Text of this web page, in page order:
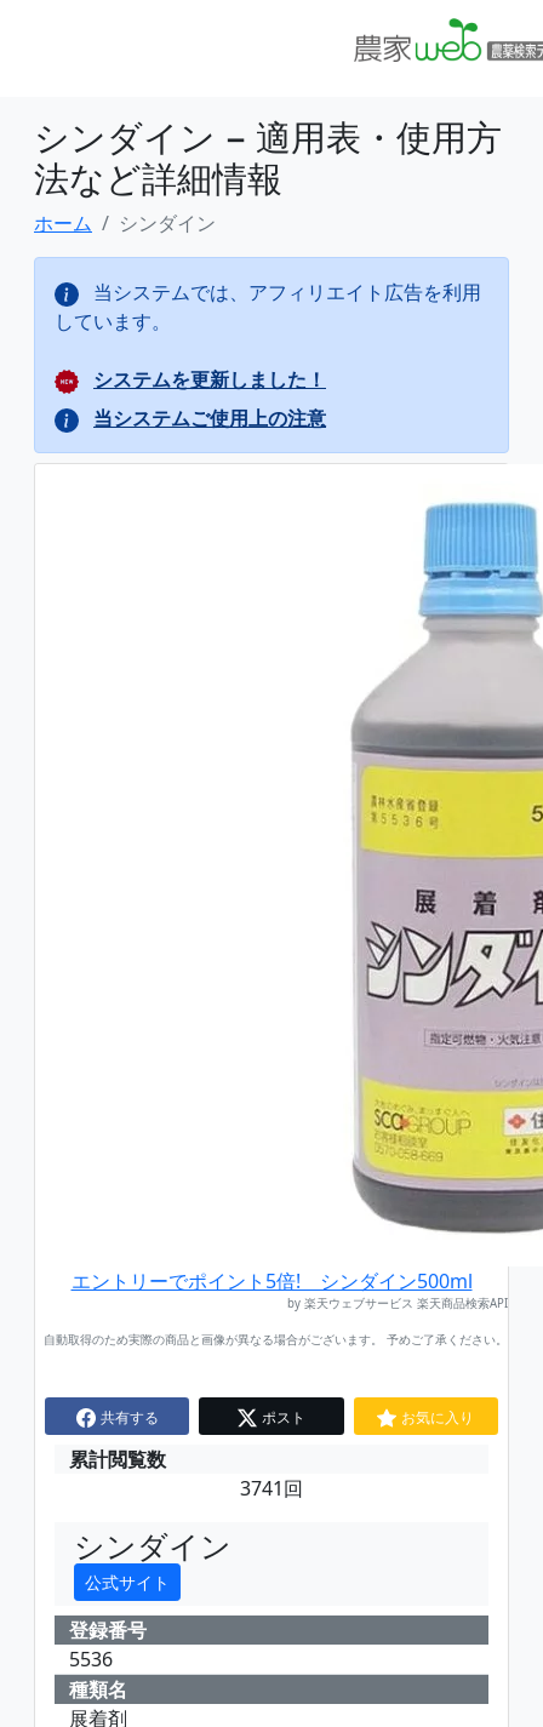
シンダイン − 適用表・使用方
法など詳細情報
ホーム シンダイン
当システムでは、アフィリエイト広告を利用
しています。
システムを更新しました！
当システムご使用上の注意
エントリーでポイント5倍! シンダイン500ml
by 楽天ウェブサービス 楽天商品検索API
自動取得のため実際の商品と画像が異なる場合がございます。 予めご了承ください。
共有する ポスト お気に入り
累計閲覧数
3741回
シンダイン
公式サイト
登録番号
5536
種類名
展着剤